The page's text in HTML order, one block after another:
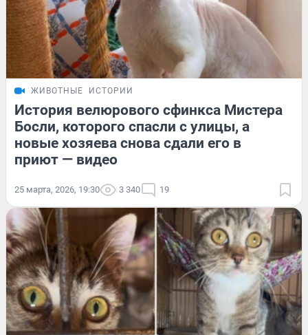
ЖИВОТНЫЕ ИСТОРИИ
История велюрового сфинкса Мистера
Босли, которого спасли с улицы, а
новые хозяева снова сдали его в
приют — видео
25 марта, 2026, 19:30 3 340 19